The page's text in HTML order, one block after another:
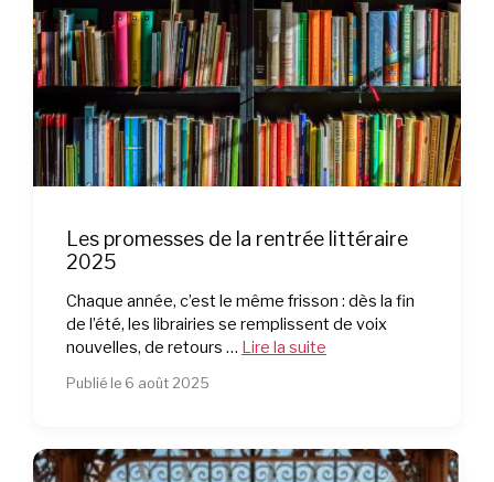
Les promesses de la rentrée littéraire
2025
Chaque année, c’est le même frisson : dès la fin
de l’été, les librairies se remplissent de voix
nouvelles, de retours … Lire la suite
Publié le 6 août 2025